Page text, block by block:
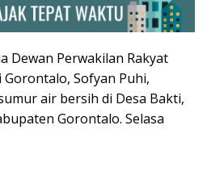
Dewan Perwakilan Rakyat
Gorontalo, Sofyan Puhi,
air bersih di Desa Bakti,
Gorontalo. Selasa